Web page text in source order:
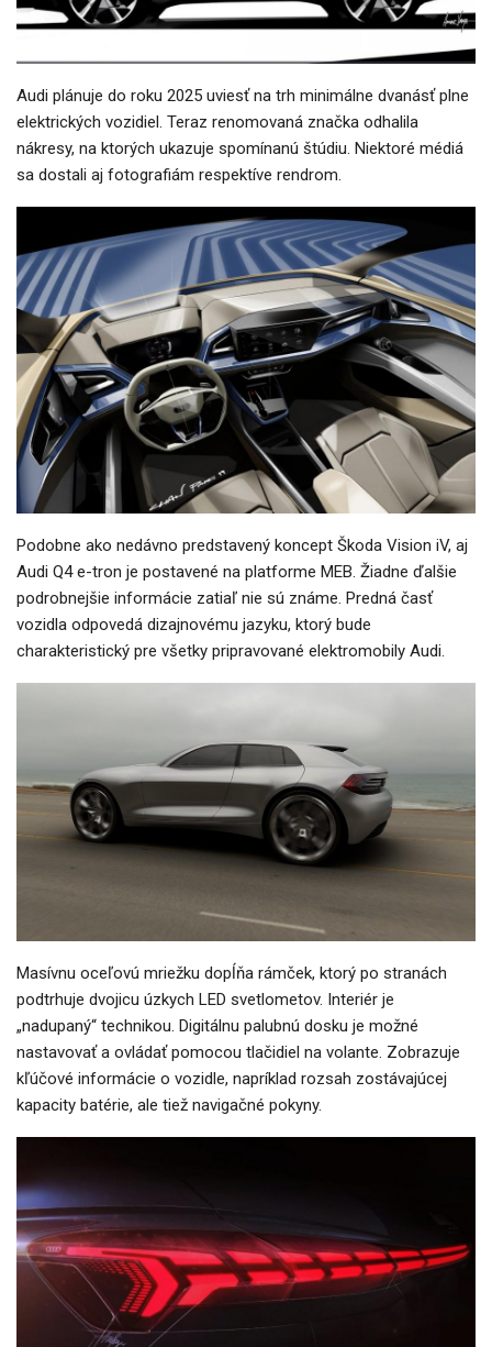
Audi plánuje do roku 2025 uviesť na trh minimálne dvanásť plne
elektrických vozidiel. Teraz renomovaná značka odhalila
nákresy, na ktorých ukazuje spomínanú štúdiu. Niektoré médiá
sa dostali aj fotografiám respektíve rendrom.
Podobne ako nedávno predstavený koncept Škoda Vision iV, aj
Audi Q4 e-tron je postavené na platforme MEB. Žiadne ďalšie
podrobnejšie informácie zatiaľ nie sú známe. Predná časť
vozidla odpovedá dizajnovému jazyku, ktorý bude
charakteristický pre všetky pripravované elektromobily Audi.
Masívnu oceľovú mriežku dopĺňa rámček, ktorý po stranách
podtrhuje dvojicu úzkych LED svetlometov. Interiér je
„nadupaný“ technikou. Digitálnu palubnú dosku je možné
nastavovať a ovládať pomocou tlačidiel na volante. Zobrazuje
kľúčové informácie o vozidle, napríklad rozsah zostávajúcej
kapacity batérie, ale tiež navigačné pokyny.